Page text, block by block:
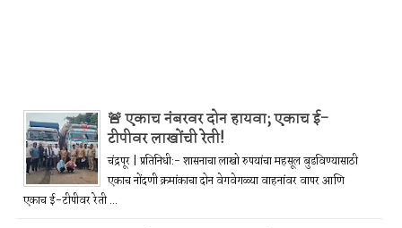
🚨 एकाच नंबरवर दोन हायवा; एकाच ई-
टीपीवर लाखोंची रेती!
चंद्रपूर | प्रतिनिधी:- शासनाचा लाखो रुपयांचा महसूल बुडविण्यासाठी
एकाच नोंदणी क्रमांकाचा दोन वेगवेगळ्या वाहनांवर वापर आणि
एकाच ई-टीपीवर रेती ...